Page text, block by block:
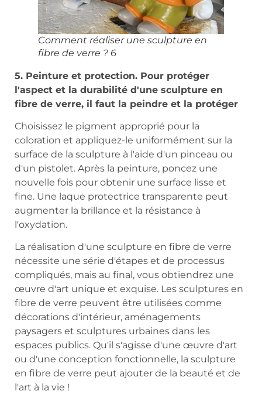
Comment réaliser une sculpture en
fibre de verre ? 6
5. Peinture et protection. Pour protéger
l'aspect et la durabilité d'une sculpture en
fibre de verre, il faut la peindre et la protéger
Choisissez le pigment approprié pour la
coloration et appliquez-le uniformément sur la
surface de la sculpture à l'aide d'un pinceau ou
d'un pistolet. Après la peinture, poncez une
nouvelle fois pour obtenir une surface lisse et
fine. Une laque protectrice transparente peut
augmenter la brillance et la résistance à
l'oxydation.
La réalisation d'une sculpture en fibre de verre
nécessite une série d'étapes et de processus
compliqués, mais au final, vous obtiendrez une
œuvre d'art unique et exquise. Les sculptures en
fibre de verre peuvent être utilisées comme
décorations d'intérieur, aménagements
paysagers et sculptures urbaines dans les
espaces publics. Qu'il s'agisse d'une œuvre d'art
ou d'une conception fonctionnelle, la sculpture
en fibre de verre peut ajouter de la beauté et de
l'art à la vie !